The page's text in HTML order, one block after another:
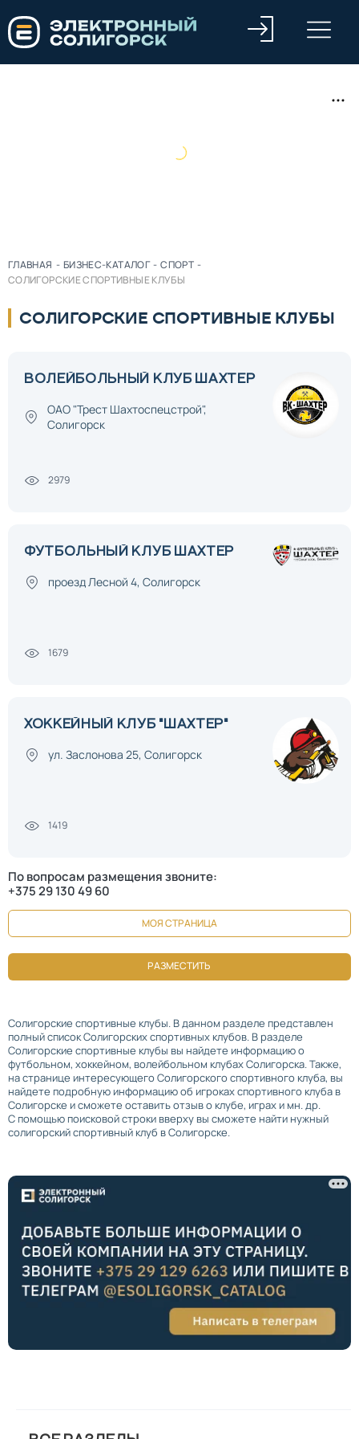
ГЛАВНАЯ - БИЗНЕС-КАТАЛОГ - СПОРТ -
СОЛИГОРСКИЕ СПОРТИВНЫЕ КЛУБЫ
СОЛИГОРСКИЕ СПОРТИВНЫЕ КЛУБЫ
ВОЛЕЙБОЛЬНЫЙ КЛУБ ШАХТЕР
ОАО "Трест Шахтоспецстрой",
Солигорск
2979
ФУТБОЛЬНЫЙ КЛУБ ШАХТЕР
проезд Лесной 4, Солигорск
1679
ХОККЕЙНЫЙ КЛУБ "ШАХТЕР"
ул. Заслонова 25, Солигорск
1419
По вопросам размещения звоните:
+375 29 130 49 60
МОЯ СТРАНИЦА
РАЗМЕСТИТЬ
Солигорские спортивные клубы. В данном разделе представлен
полный список Солигорских спортивных клубов. В разделе
Солигорские спортивные клубы вы найдете информацию о
футбольном, хоккейном, волейбольном клубах Солигорска. Также,
на странице интересующего Солигорского спортивного клуба, вы
найдете подробную информацию об игроках спортивного клуба в
Солигорске и сможете оставить отзыв о клубе, играх и мн. др.
С помощью поисковой строки вверху вы сможете найти нужный
солигорский спортивный клуб в Солигорске.